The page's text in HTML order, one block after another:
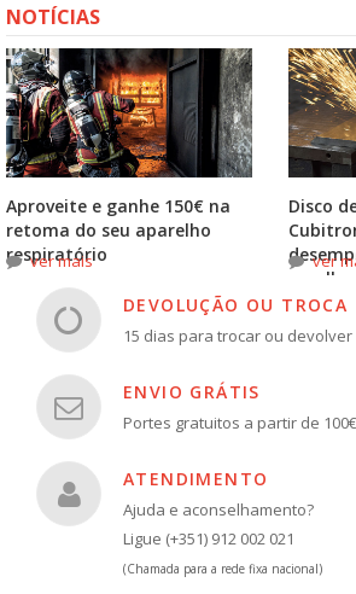
NOTÍCIAS
Aproveite e ganhe 150€ na
retoma do seu aparelho
respiratório
ver mais
Disco
ver
DEVOLUÇÃO OU TROCA
15 dias para trocar ou devolver
ENVIO GRÁTIS
Portes gratuitos a partir de
ATENDIMENTO
Ajuda e aconselhamento?
Ligue (+351) 912 002 021
(Chamada para a rede fixa nacional)